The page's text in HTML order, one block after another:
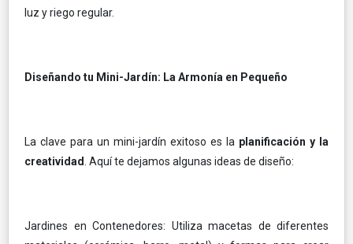
luz y riego regular.
Diseñando tu Mini-Jardín: La Armonía en Pequeño
La clave para un mini-jardín exitoso es la planificación y la
creatividad . Aquí te dejamos algunas ideas de diseño:
Jardines en Contenedores: Utiliza macetas de diferentes